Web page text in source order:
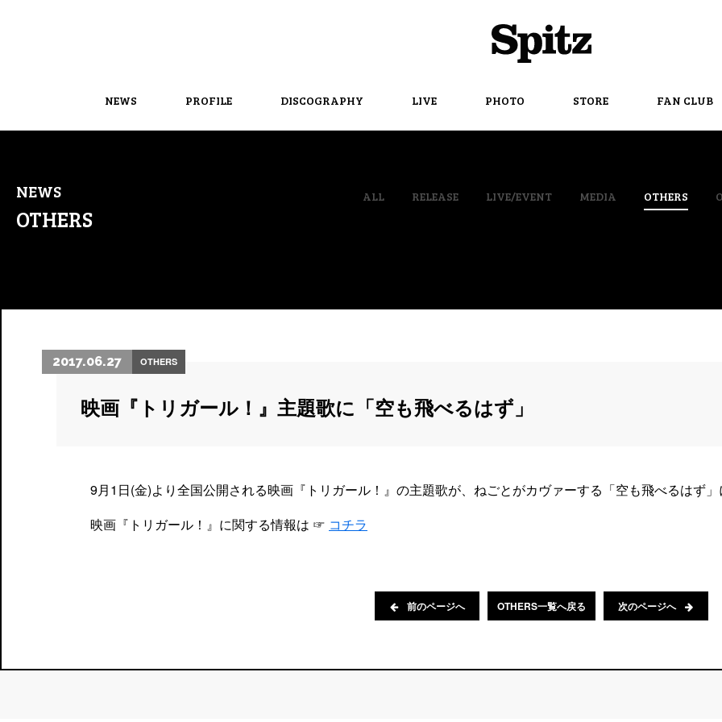
NEWS PROFILE DISCOGRAPHY LIVE PHOTO STORE FAN CLUB
NEWS
OTHERS
ALL RELEASE LIVE/EVENT MEDIA OTHERS
2017.06.27 OTHERS
映画『トリガール！』主題歌に「空も飛べるはず」
9月1日(金)より全国公開される映画『トリガール！』の主題歌が、ねごとがカヴァーする「空も飛べるはず」
映画『トリガール！』に関する情報は ☞ コチラ
前のページへ OTHERS一覧へ戻る 次のページへ